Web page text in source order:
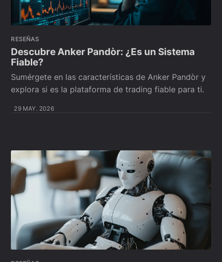
RESEÑAS
Descubre Anker Pandòr: ¿Es un Sistema
Fiable?
Sumérgete en las características de Anker Pandòr y
explora si es la plataforma de trading fiable para ti.
29 MAY. 2026